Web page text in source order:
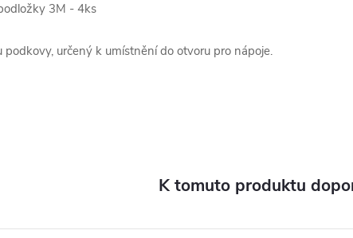
3M - 4ks
určený k umístnění do otvoru pro nápoje.
K tomuto produktu